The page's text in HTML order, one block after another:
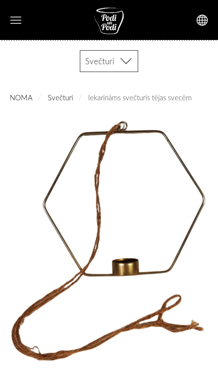
Svečturi
NOMA Svečturi Iekarināms svečturis tējas svecēm